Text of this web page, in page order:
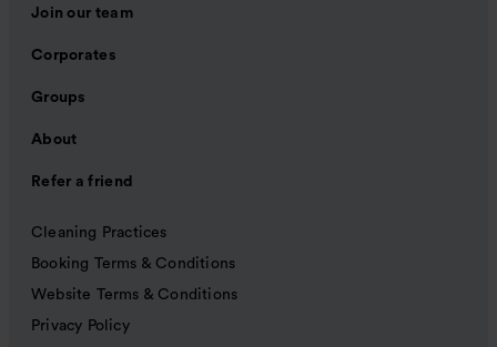
Join our team
Corporates
Groups
About
Refer a friend
Cleaning Practices
Booking Terms & Conditions
Website Terms & Conditions
Privacy Policy